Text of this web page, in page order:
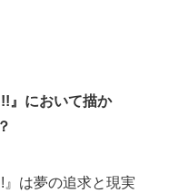
』において描か
』は夢の追求と現実